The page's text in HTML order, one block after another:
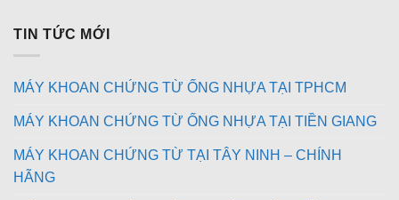
TIN TỨC MỚI
MÁY KHOAN CHỨNG TỪ ỐNG NHỰA TẠI TPHCM
MÁY KHOAN CHỨNG TỪ ỐNG NHỰA TẠI TIỀN GIANG
MÁY KHOAN CHỨNG TỪ TẠI TÂY NINH – CHÍNH
HÃNG